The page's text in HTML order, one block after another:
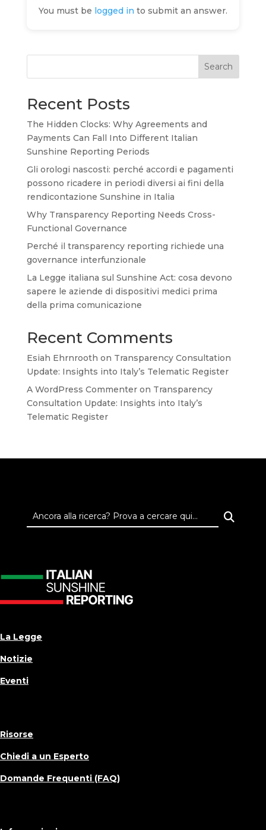
You must be logged in to submit an answer.
Search
Recent Posts
The Hidden Clocks: Why Agreements and
Payments Can Fall Into Different Italian
Sunshine Reporting Periods
Gli orologi nascosti: perché accordi e pagamenti
possono ricadere in periodi diversi ai fini della
rendicontazione Sunshine in Italia
Why Transparency Reporting Needs Cross-
Functional Governance
Perché il transparency reporting richiede una
governance interfunzionale
La Legge italiana sul Sunshine Act: cosa devono
sapere le aziende di dispositivi medici prima
della prima comunicazione
Recent Comments
Esiah Ehrnrooth on Transparency Consultation
Update: Insights into Italy’s Telematic Register
A WordPress Commenteron Transparency
Consultation Update: Insights into Italy’s
Telematic Register
La Legge
Notizie
Eventi
Risorse
Chiedi a un Esperto
Domande Frequenti (FAQ)